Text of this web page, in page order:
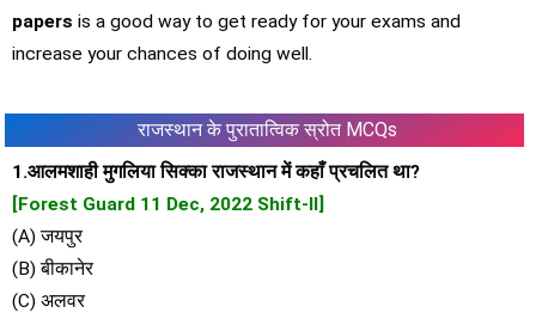
papers is a good way to get ready for your exams and
increase your chances of doing well.
राजस्थान के पुरातात्विक स्रोत MCQs
1.आलमशाही मुगलिया सिक्का राजस्थान में कहाँ प्रचलित था?
[Forest Guard 11 Dec, 2022 Shift-II]
(A) जयपुर
(B) बीकानेर
(C) अलवर